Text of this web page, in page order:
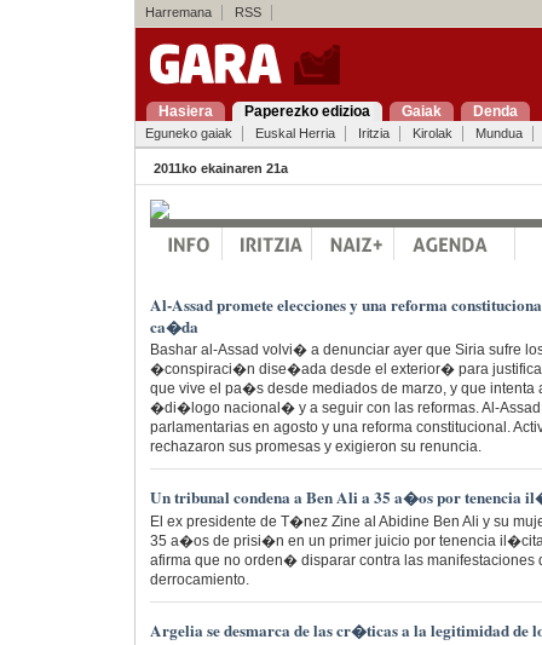
Harremana RSS
Hasiera Paperezko edizioa Gaiak Denda
Eguneko gaiak Euskal Herria Iritzia Kirolak Mundua
2011ko ekainaren 21a
Al-Assad promete elecciones y una reforma
ca�da
Bashar al-Assad volvi� a denunciar ayer que Siria sufre
�conspiraci�n dise�ada desde el exterior� para
que vive el pa�s desde mediados de marzo, y que intenta
�di�logo nacional� y a seguir con las reformas. Al-
parlamentarias en agosto y una reforma constitucional.
rechazaron sus promesas y exigieron su renuncia.
Un tribunal condena a Ben Ali a 35 a�os por tenencia
El ex presidente de T�nez Zine al Abidine Ben Ali y su
35 a�os de prisi�n en un primer juicio por tenencia
afirma que no orden� disparar contra las manifestaciones
derrocamiento.
Argelia se desmarca de las cr�ticas a la legitimidad de